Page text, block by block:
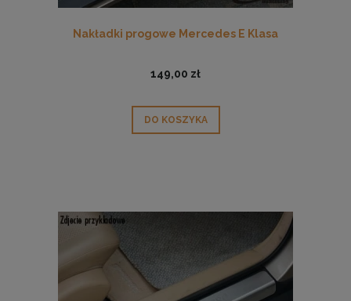
Nakładki progowe Mercedes E Klasa
149,00 zł
DO KOSZYKA